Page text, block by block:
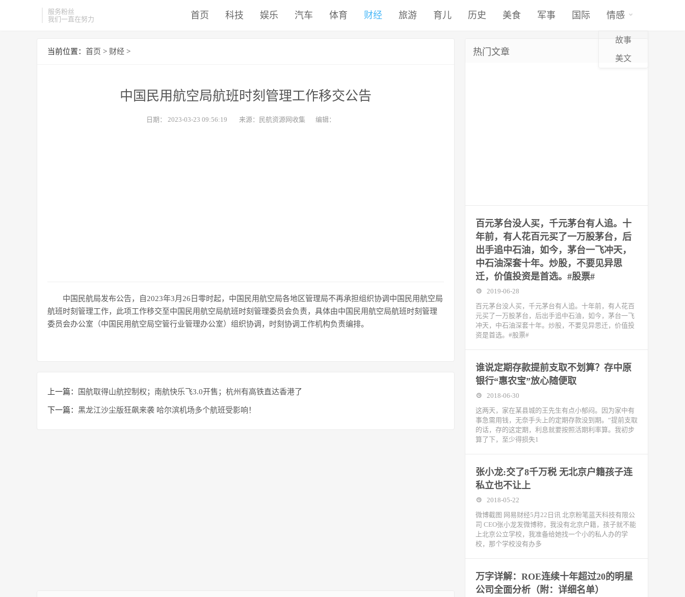
服务粉丝
我们一直在努力
首页 科技 娱乐 汽车 体育 财经 旅游 育儿 历史 美食 军事 国际 情感
故事
美文
当前位置： 首页 > 财经 >
中国民用航空局航班时刻管理工作移交公告
日期： 2023-03-23 09:56:19 来源：民航资源网收集 编辑：
中国民航局发布公告，自2023年3月26日零时起，中国民用航空局各地区管理局不再承担组织协调中国民用航空局
航班时刻管理工作，此项工作移交至中国民用航空局航班时刻管理委员会负责，具体由中国民用航空局航班时刻管理
委员会办公室（中国民用航空局空管行业管理办公室）组织协调，时刻协调工作机构负责编排。
上一篇： 国航取得山航控制权；南航快乐飞3.0开售；杭州有高铁直达香港了
下一篇： 黑龙江沙尘版狂飙来袭 哈尔滨机场多个航班受影响！
热门文章
百元茅台没人买，千元茅台有人追。十
年前，有人花百元买了一万股茅台，后
出手追中石油，如今，茅台一飞冲天，
中石油深套十年。炒股，不要见异思
迁，价值投资是首选。#股票#
2019-06-28
百元茅台没人买，千元茅台有人追。十年前，有人花百
元买了一万股茅台，后出手追中石油，如今，茅台一飞
冲天，中石油深套十年。炒股，不要见异思迁，价值投
资是首选。#股票#
谁说定期存款提前支取不划算？存中原
银行“惠农宝”放心随便取
2018-06-30
这两天，家在某县城的王先生有点小郁闷。因为家中有
事急需用钱，无奈手头上的定期存款没到期。“提前支取
的话，存的这定期，利息就要按照活期利率算。我初步
算了下，至少得损失1
张小龙:交了8千万税 无北京户籍孩子连
私立也不让上
2018-05-22
微博截图 网易财经5月22日讯 北京粉笔蓝天科技有限公
司 CEO张小龙发微博称，我没有北京户籍，孩子就不能
上北京公立学校，我准备给她找一个小的私人办的学
校，那个学校没有办多
万字详解：ROE连续十年超过20的明星
公司全面分析（附：详细名单）